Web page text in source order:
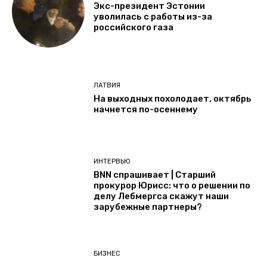
Экс-президент Эстонии
уволилась с работы из-за
российского газа
ЛАТВИЯ
На выходных похолодает, октябрь
начнется по-осеннему
ИНТЕРВЬЮ
BNN спрашивает | Старший
прокурор Юрисс: что о решении по
делу Лебмергса скажут наши
зарубежные партнеры?
БИЗНЕС